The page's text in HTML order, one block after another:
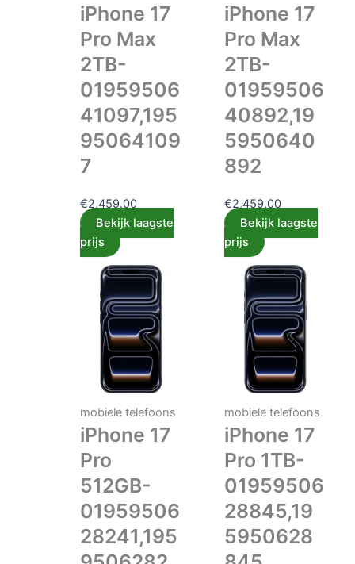
iPhone 17
Pro Max
2TB-
01959506
41097,195
95064109
7
€2,459.00
Bekijk laagste
prijs
iPhone 17
Pro Max
2TB-
01959506
40892,19
5950640
892
€2,459.00
Bekijk laagste
prijs
mobiele telefoons
iPhone 17
Pro
512GB-
01959506
28241,195
mobiele telefoons
iPhone 17
Pro 1TB-
01959506
28845,19
5950628